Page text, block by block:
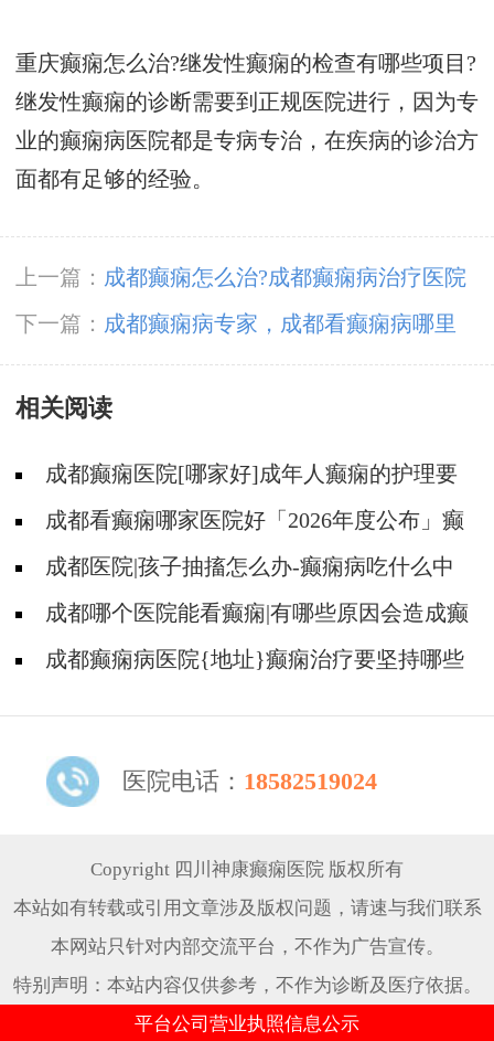
重庆癫痫怎么治?继发性癫痫的检查有哪些项目?
继发性癫痫的诊断需要到正规医院进行，因为专
业的癫痫病医院都是专病专治，在疾病的诊治方
面都有足够的经验。
上一篇： 成都癫痫怎么治?成都癫痫病治疗医院
选哪家好?
下一篇： 成都癫痫病专家，成都看癫痫病哪里
好?
相关阅读
成都癫痫医院[哪家好]成年人癫痫的护理要
做到哪些?
成都看癫痫哪家医院好「2026年度公布」癫
痫是遗传的吗?
成都医院|孩子抽搐怎么办-癫痫病吃什么中
药?成都哪个医院能看癫痫|有哪些原因会造成癫
痫?成都癫痫病医院{地址}癫痫治疗要坚持哪些
医院电话： 18582519024
Copyright 四川神康癫痫医院 版权所有
本站如有转载或引用文章涉及版权问题，请速与我们联系
本网站只针对内部交流平台，不作为广告宣传。
特别声明：本站内容仅供参考，不作为诊断及医疗依据。
平台公司营业执照信息公示